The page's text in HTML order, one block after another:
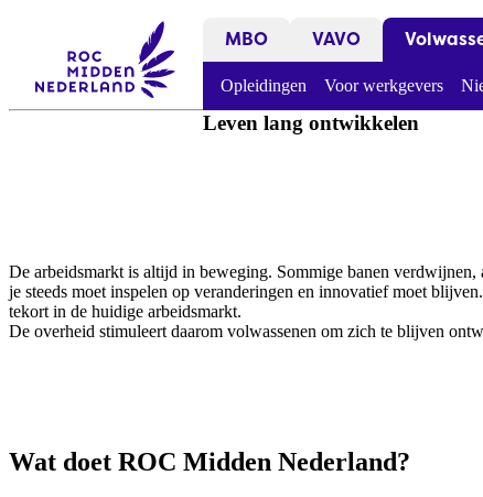
MBO VAVO
Opleidingen Voor werkgevers
Leven lang ontwikkelen
De arbeidsmarkt is altijd in beweging. Sommige banen
je steeds moet inspelen op veranderingen en innovatief moet
tekort in de huidige arbeidsmarkt.
De overheid stimuleert daarom volwassenen om zich te blijven
Wat doet ROC Midden Nederland?